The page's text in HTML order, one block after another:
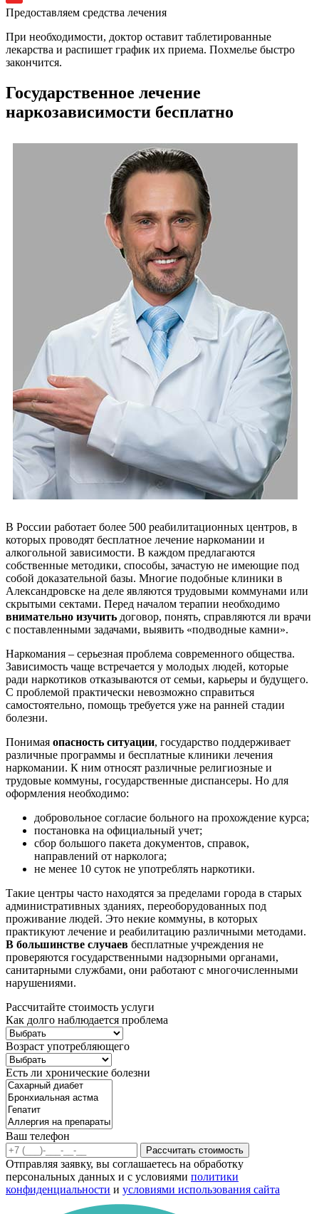
Предоставляем средства лечения
При необходимости, доктор оставит таблетированные
лекарства и распишет график их приема. Похмелье быстро
закончится.
Государственное лечение
наркозависимости бесплатно
В России работает более 500 реабилитационных центров, в
которых проводят бесплатное лечение наркомании и
алкогольной зависимости. В каждом предлагаются
собственные методики, способы, зачастую не имеющие под
собой доказательной базы. Многие подобные клиники в
Александровске на деле являются трудовыми коммунами или
скрытыми сектами. Перед началом терапии необходимо
внимательно изучить договор, понять, справляются ли врачи
с поставленными задачами, выявить «подводные камни».
Наркомания – серьезная проблема современного общества.
Зависимость чаще встречается у молодых людей, которые
ради наркотиков отказываются от семьи, карьеры и будущего.
С проблемой практически невозможно справиться
самостоятельно, помощь требуется уже на ранней стадии
болезни.
Понимая опасность ситуации, государство поддерживает
различные программы и бесплатные клиники лечения
наркомании. К ним относят различные религиозные и
трудовые коммуны, государственные диспансеры. Но для
оформления необходимо:
добровольное согласие больного на прохождение курса;
постановка на официальный учет;
сбор большого пакета документов, справок,
направлений от нарколога;
не менее 10 суток не употреблять наркотики.
Такие центры часто находятся за пределами города в старых
административных зданиях, переоборудованных под
проживание людей. Это некие коммуны, в которых
практикуют лечение и реабилитацию различными методами.
В большинстве случаев бесплатные учреждения не
проверяются государственными надзорными органами,
санитарными службами, они работают с многочисленными
нарушениями.
Рассчитайте стоимость услуги
Как долго наблюдается проблема
Возраст употребляющего
Есть ли хронические болезни
Ваш телефон
Рассчитать стоимость
Отправляя заявку, вы соглашаетесь на обработку
персональных данных и с условиями политики
конфиденциальности и условиями использования сайта